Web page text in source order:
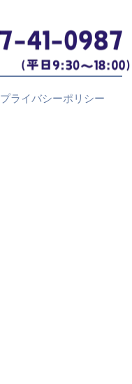
プライバシーポリシー